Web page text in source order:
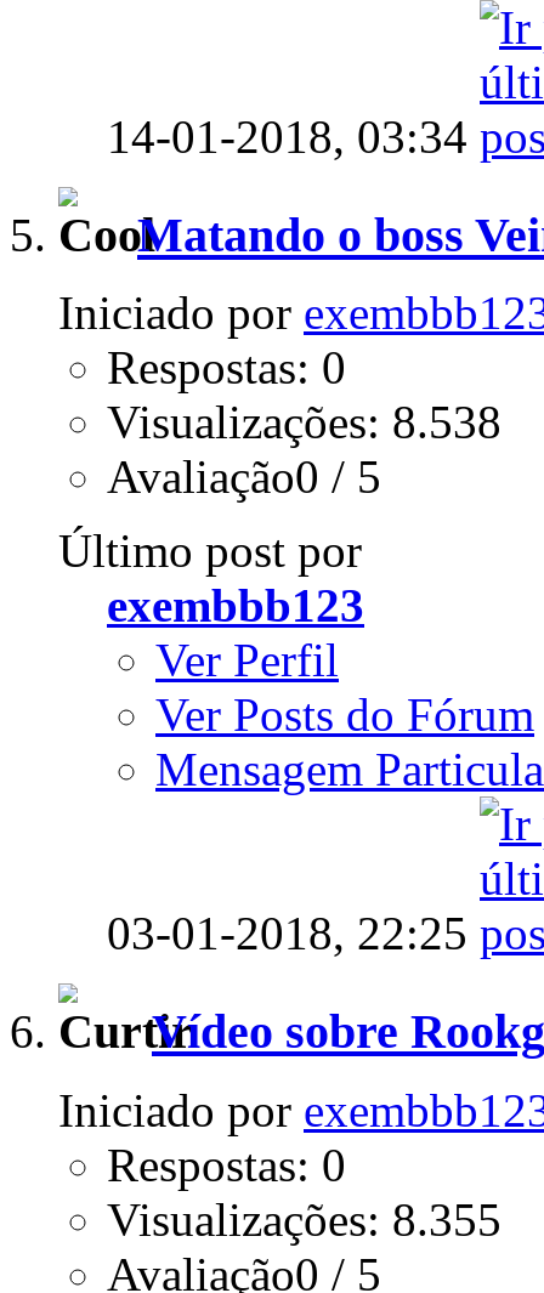
14-01-2018, 03:34
Matando o boss
Iniciado por
Respostas: 0
Visualizações: 8.538
Avaliação0 / 5
Último post por
exembbb123
Ver Perfil
Ver Posts do Fórum
Mensagem
03-01-2018, 22:25
Vídeo sobre
Iniciado por
Respostas: 0
Visualizações: 8.355
Avaliação0 / 5